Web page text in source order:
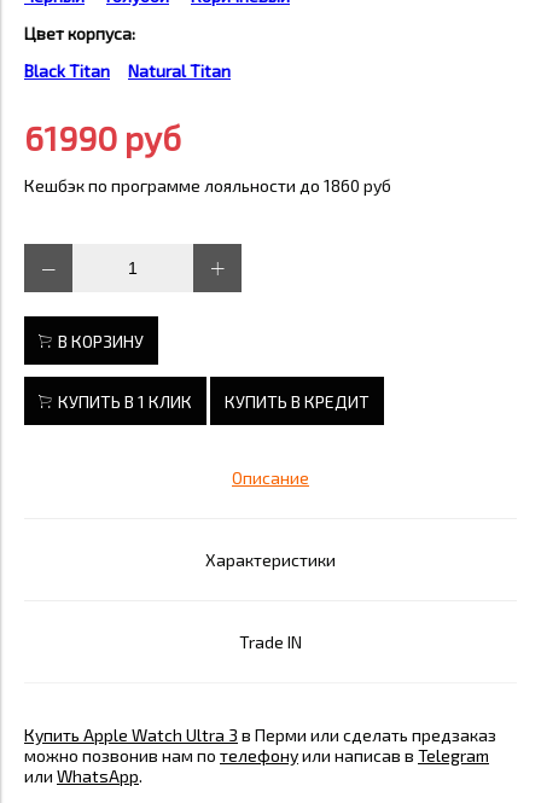
Цвет корпуса:
Black Titan
Natural Titan
61990 руб
Кешбэк по программе лояльности до 1860 руб
В КОРЗИНУ
КУПИТЬ В 1 КЛИК КУПИТЬ В КРЕДИТ
Описание
Характеристики
Trade IN
Купить Apple Watch Ultra 3 в Перми или сделать предзаказ
можно позвонив нам по телефонуили написав в Telegram
или WhatsApp.